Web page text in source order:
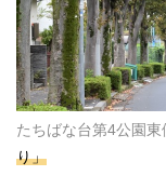
たちばな台第4公園
り」